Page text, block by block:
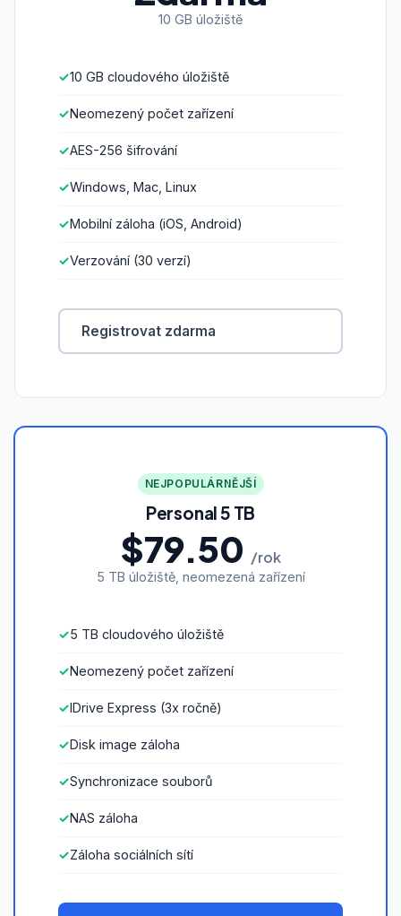
10 GB úložiště
10 GB cloudového úložiště
Neomezený počet zařízení
AES-256 šifrování
Windows, Mac, Linux
Mobilní záloha (iOS, Android)
Verzování (30 verzí)
Registrovat zdarma
NEJPOPULÁRNĚJŠÍ
Personal 5 TB
$79.50 /rok
5 TB úložiště, neomezená zařízení
5 TB cloudového úložiště
Neomezený počet zařízení
IDrive Express (3x ročně)
Disk image záloha
Synchronizace souborů
NAS záloha
Záloha sociálních sítí